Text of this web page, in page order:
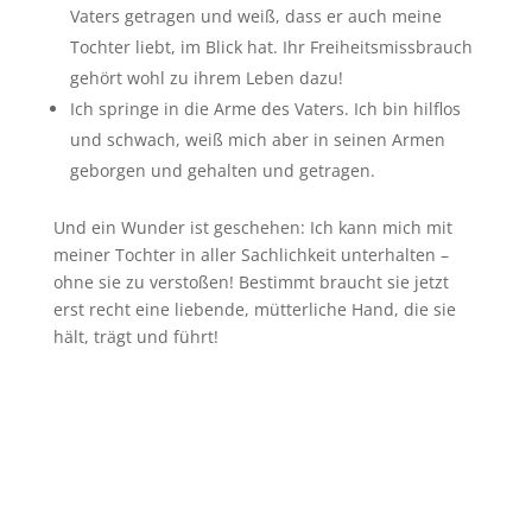
Vaters getragen und weiß, dass er auch meine
Tochter liebt, im Blick hat. Ihr Freiheitsmissbrauch
gehört wohl zu ihrem Leben dazu!
Ich springe in die Arme des Vaters. Ich bin hilflos
und schwach, weiß mich aber in seinen Armen
geborgen und gehalten und getragen.
Und ein Wunder ist geschehen: Ich kann mich mit
meiner Tochter in aller Sachlichkeit unterhalten –
ohne sie zu verstoßen! Bestimmt braucht sie jetzt
erst recht eine liebende, mütterliche Hand, die sie
hält, trägt und führt!